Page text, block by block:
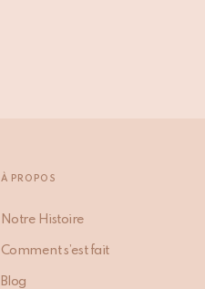
À PROPOS
Notre Histoire
Comment s’est fait
Blog